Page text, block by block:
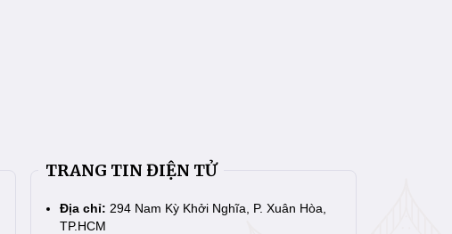
TRANG TIN ĐIỆN TỬ
Địa chỉ: 294 Nam Kỳ Khởi Nghĩa, P. Xuân Hòa,
TP.HCM